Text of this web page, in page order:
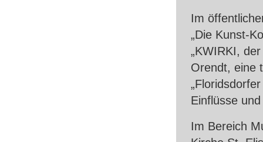
Im
„Die Kunst-
„KWIRKI,
Orendt, eine
Einflüsse
Im Bereich